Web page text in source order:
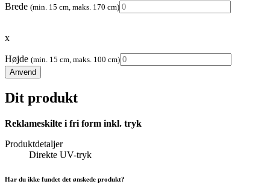
Brede (min. 15 cm, maks. 170 cm)
x
Højde (min. 15 cm, maks. 100 cm)
Anvend
Dit produkt
Reklameskilte i fri form inkl. tryk
Produktdetaljer
Direkte UV-tryk
Har du ikke fundet det ønskede produkt?